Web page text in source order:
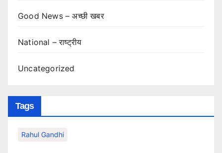
Good News – अच्छी खबर
National – राष्ट्रीय
Uncategorized
Tags
Rahul Gandhi